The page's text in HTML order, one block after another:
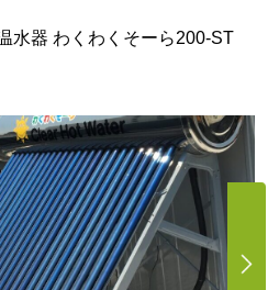
水器 わくわくそーら200-ST